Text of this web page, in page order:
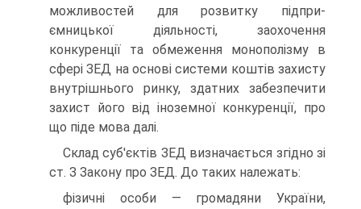
можливостей для розвитку підпри-
ємницької діяльності, заохочення
конкуренції та обмеження моно­полізму в
сфері ЗЕД на основі системи коштів захисту
внутрішнього ринку, здатних забезпечити
захист його від іноземної конкуренції, про
що піде мова далі.
Склад суб'єктів ЗЕД визначається згідно зі
ст. З Закону про ЗЕД. До таких належать:
фізичні особи — громадяни України,